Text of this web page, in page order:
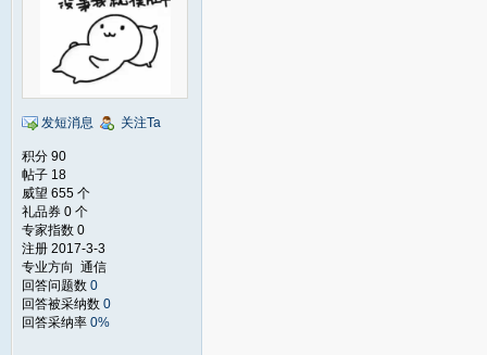
发短消息 关注Ta
积分 90
帖子 18
威望 655 个
礼品券 0 个
专家指数 0
注册 2017-3-3
专业方向 通信
回答问题数 0
回答被采纳数 0
回答采纳率 0%